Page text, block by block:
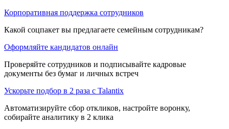
Корпоративная поддержка сотрудников
Какой соцпакет вы предлагаете семейным сотрудникам?
Оформляйте кандидатов онлайн
Проверяйте сотрудников и подписывайте кадровые
документы без бумаг и личных встреч
Ускорьте подбор в 2 раза с Talantix
Автоматизируйте сбор откликов, настройте воронку,
собирайте аналитику в 2 клика